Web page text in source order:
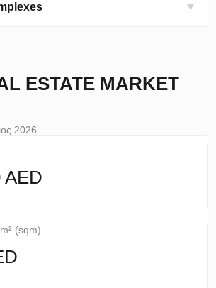
ESTATE MARKET
2026
AED
(sqm)